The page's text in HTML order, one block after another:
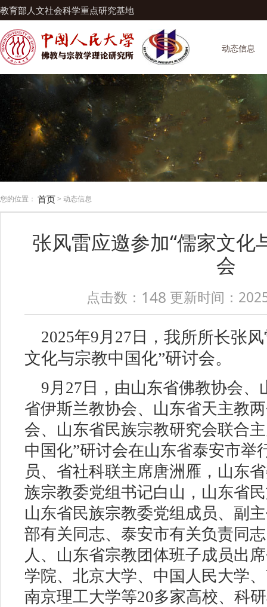
教育部人文社会科学重点研究基地
动态信息
您的位置： 首页> 动态信息
张风雷应邀参加“儒家文化
会
点击数： 148 更新时间：
2025年9月27日 ， 我所所长张
文化与宗教中国化”研讨会。
9月27日，由山东省佛教协会
省伊斯兰教协会、山东省天主教
会、山东省民族宗教研究会联合
中国化”研讨会在山东省泰安市举
员、省社科联主席唐洲雁，山东
族宗教委党组书记白山，山东省
山东省民族宗教委党组成员、副
部有关同志、泰安市有关负责同
人、山东省宗教团体班子成员出
学院、北京大学、中国人民大学
南京理工大学等20多家高校、科